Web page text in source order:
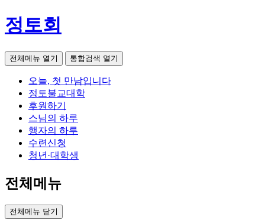
정토회
전체메뉴 열기 통합검색 열기
오늘, 첫 만남입니다
정토불교대학
후원하기
스님의 하루
행자의 하루
수련신청
청년·대학생
전체메뉴
전체메뉴 닫기